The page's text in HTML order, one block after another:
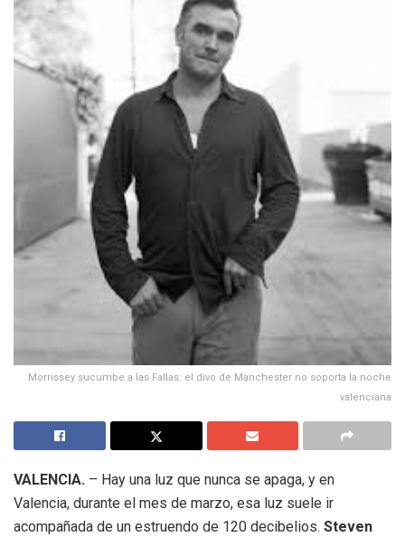
Morrissey sucumbe a las Fallas: el divo de Manchester no soporta la noche
valenciana
VALENCIA. – Hay una luz que nunca se apaga, y en
Valencia, durante el mes de marzo, esa luz suele ir
acompañada de un estruendo de 120 decibelios. Steven